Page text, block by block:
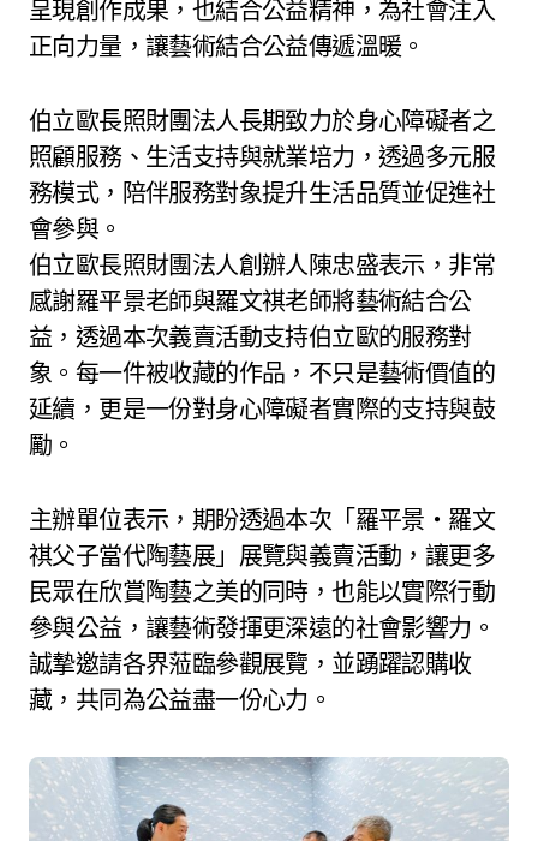
呈現創作成果，也結合公益精神，為社會注入
正向力量，讓藝術結合公益傳遞溫暖。
伯立歐長照財團法人長期致力於身心障礙者之
照顧服務、生活支持與就業培力，透過多元服
務模式，陪伴服務對象提升生活品質並促進社
會參與。
伯立歐長照財團法人創辦人陳忠盛表示，非常
感謝羅平景老師與羅文祺老師將藝術結合公
益，透過本次義賣活動支持伯立歐的服務對
象。每一件被收藏的作品，不只是藝術價值的
延續，更是一份對身心障礙者實際的支持與鼓
勵。
主辦單位表示，期盼透過本次「羅平景・羅文
祺父子當代陶藝展」展覽與義賣活動，讓更多
民眾在欣賞陶藝之美的同時，也能以實際行動
參與公益，讓藝術發揮更深遠的社會影響力。
誠摯邀請各界蒞臨參觀展覽，並踴躍認購收
藏，共同為公益盡一份心力。